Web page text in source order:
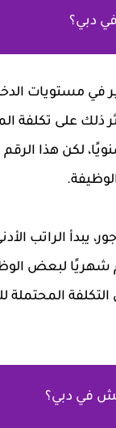
دبي؟
في مستويات
ذلك على تكلفة
سنويًا، لكن
إلى 90,000 درهم
في دبي؟